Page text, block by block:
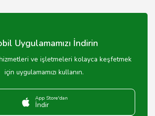
özel eğitim merkezleriyle irtibat
Uygulamamızı İndirin
ve işletmeleri kolayca keşfetmek
için uygulamamızı kullanın.
App Store'dan
İndir